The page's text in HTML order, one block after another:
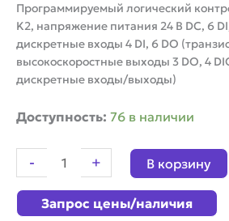
Программируемый логический
K2, напряжение питания 24 В DС, 6
дискретные входы 4 DI, 6 DO
высокоскоростные выходы 3 DO, 4
дискретные входы/выходы)
Доступность: 76 в наличии
-
Количество
Программируемый
логический
контроллер
Kinco
+ В корзину
Запрос цены/наличия